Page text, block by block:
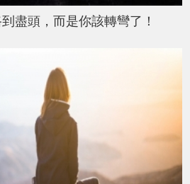
盡頭，而是你該轉彎了！